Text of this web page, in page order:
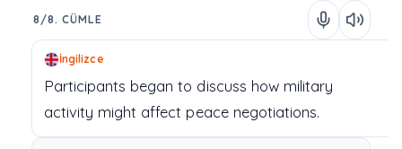
8/8. CÜMLE
İngilizce
Participants began to discuss how military
activity might affect peace negotiations.